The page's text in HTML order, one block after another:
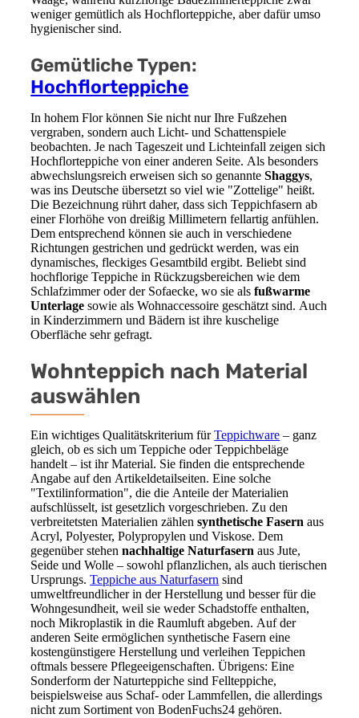
weniger gemütlich als Hochflorteppiche, aber dafür umso
hygienischer sind.
Gemütliche Typen:
Hochflorteppiche
In hohem Flor können Sie nicht nur Ihre Fußzehen
vergraben, sondern auch Licht- und Schattenspiele
beobachten. Je nach Tageszeit und Lichteinfall zeigen sich
Hochflorteppiche von einer anderen Seite. Als besonders
abwechslungsreich erweisen sich so genannteShaggys,
was ins Deutsche übersetzt so viel wie "Zottelige" heißt.
Die Bezeichnung rührt daher, dass sich Teppichfasern ab
einer Florhöhe von dreißig Millimetern fellartig anfühlen.
Dem entsprechend können sie auch in verschiedene
Richtungen gestrichen und gedrückt werden, was ein
dynamisches, fleckiges Gesamtbild ergibt. Beliebt sind
hochflorige Teppiche in Rückzugsbereichen wie dem
Schlafzimmer oder der Sofaecke, wo sie alsfußwarme
Unterlage sowie als Wohnaccessoire geschätzt sind. Auch
in Kinderzimmern und Bädern ist ihre kuschelige
Oberfläche sehr gefragt.
Wohnteppich nach Material
auswählen
Ein wichtiges Qualitätskriterium fürTeppichware – ganz
gleich, ob es sich um Teppiche oder Teppichbeläge
handelt – ist ihr Material. Sie finden die entsprechende
Angabe auf den Artikeldetailseiten. Eine solche
"Textilinformation", die die Anteile der Materialien
aufschlüsselt, ist gesetzlich vorgeschrieben. Zu den
verbreitetsten Materialien zählensynthetische Fasern aus
Acryl, Polyester, Polypropylen und Viskose. Dem
gegenüber stehennachhaltige Naturfasern aus Jute,
Seide und Wolle – sowohl pflanzlichen, als auch tierischen
Ursprungs.Teppiche aus Naturfasern sind
umweltfreundlicher in der Herstellung und besser für die
Wohngesundheit, weil sie weder Schadstoffe enthalten,
noch Mikroplastik in die Raumluft abgeben. Auf der
anderen Seite ermöglichen synthetische Fasern eine
kostengünstigere Herstellung und verleihen Teppichen
oftmals bessere Pflegeeigenschaften. Übrigens: Eine
Sonderform der Naturteppiche sind Fellteppiche,
beispielsweise aus Schaf- oder Lammfellen, die allerdings
nicht zum Sortiment von BodenFuchs24 gehören.